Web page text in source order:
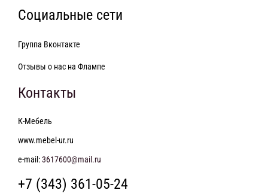
Социальные сети
Группа Вконтакте
Отзывы о нас на Флампе
Контакты
К-Мебель
www.mebel-ur.ru
e-mail:3617600@mail.ru
+7 (343) 361-05-24